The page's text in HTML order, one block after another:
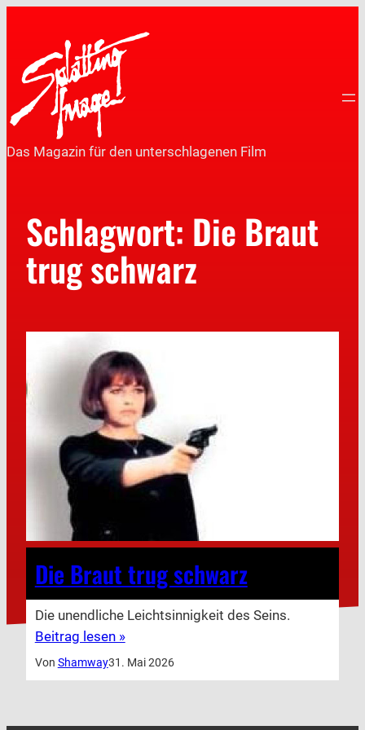
Das Magazin für den unterschlagenen Film
Schlagwort: Die Braut
trug schwarz
Die Braut trug schwarz
Die unendliche Leichtsinnigkeit des Seins.
Beitrag lesen »
Von Shamway31. Mai 2026